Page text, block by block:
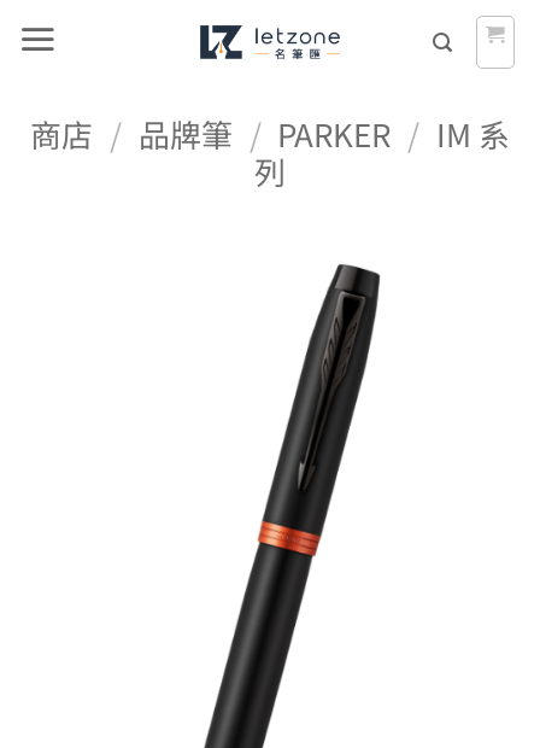
商店 / 品牌筆 / PARKER / IM 系
列